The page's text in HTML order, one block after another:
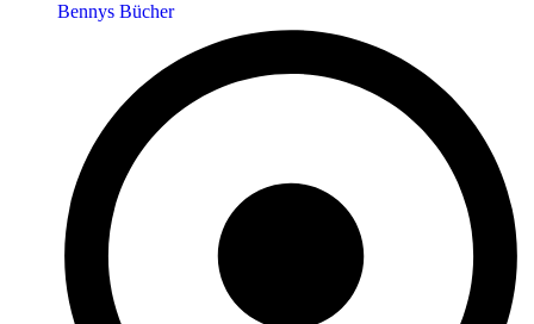
Bennys Bücher